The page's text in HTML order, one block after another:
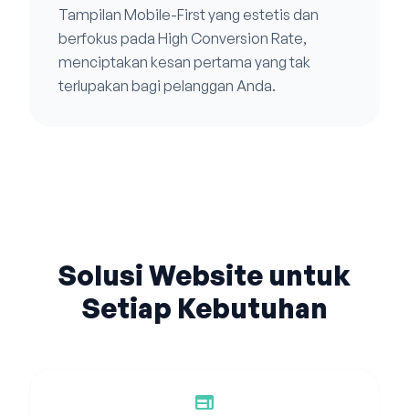
Tampilan Mobile-First yang estetis dan
berfokus pada High Conversion Rate,
menciptakan kesan pertama yang tak
terlupakan bagi pelanggan Anda.
Solusi Website untuk
Setiap Kebutuhan
web